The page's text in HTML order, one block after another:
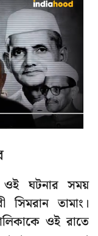
ওই ঘটনার সময়
সিমরান তামাং।
ওই রাতে